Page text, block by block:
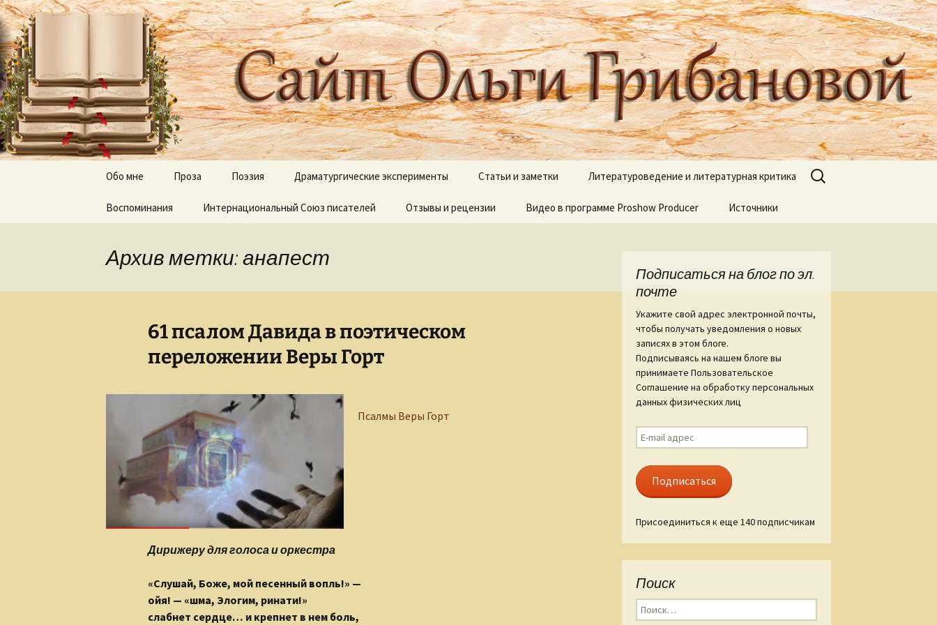
Перейти
к
содержимому
Сайт Ольги Грибановой
Творческое пространство писателя, поэта, публициста, литературоведа Ольги Грибановой
Обо мне Проза
Дерево апостола Луки
Сказки для взрослых
детей
Поэзия
Отражения, тени и сны
Драматургические эксперименты Статьи и заметки
Блестящий XVIII век
Литературоведение и литературная критика
В дебрях книжных
Псалмы Веры Горт
Палитра нашей речи
По следам «Слова о
полку Игореве»
Слагаемые стиха
Воспоминания Интернациональный Союз писателей Отзывы и рецензии Видео в программе Proshow Producer Источники
Найти:
Архив метки: анапест
61 псалом Давида в поэтическом
переложении Веры Горт
Псалмы Веры Горт
Дирижеру для голоса и оркестра
«Слушай, Боже, мой песенный вопль!» —
ойя! — «шма, Элогим, ринати!»
слабнет сердце… и крепнет в нем боль,
Подписаться на блог по эл.
почте
Укажите свой адрес электронной почты,
чтобы получать уведомления о новых
записях в этом блоге.
Подписываясь на нашем блоге вы
принимаете Пользовательское
Соглашение на обработку персональных
данных физических лиц
E-
mail
Подписаться
Присоединиться к еще 140 подписчикам
Поиск
Найти: